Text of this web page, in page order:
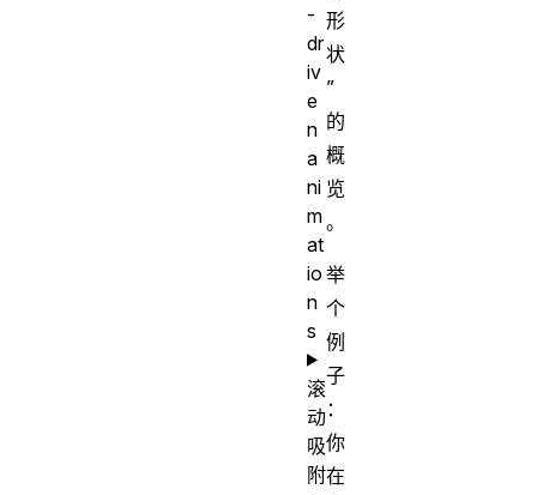
形
状
”
的
概
览
。
举
个
例
子
：
你
在
-
dr
iv
e
n
a
ni
m
at
io
n
s
滚
动
吸
附